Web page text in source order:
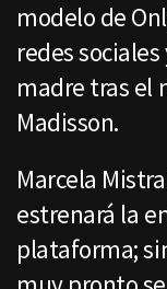
modelo de
redes
madre tras el
Madisson.
Marcela
estrenará la
plataforma;